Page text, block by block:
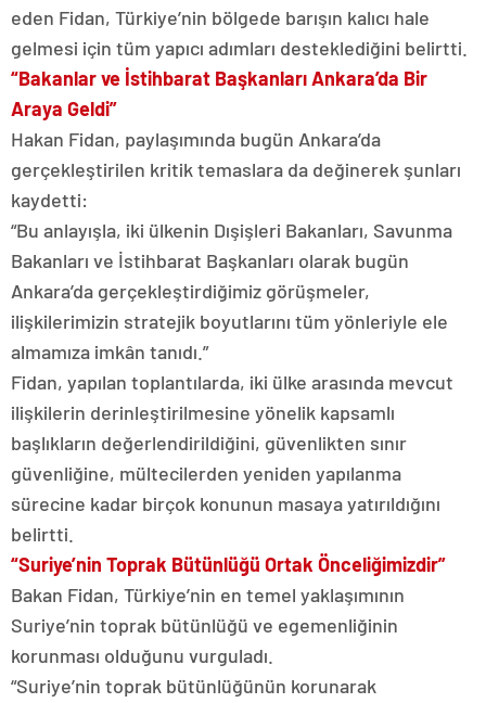
eden Fidan, Türkiye’nin bölgede barışın kalıcı hale
gelmesi için tüm yapıcı adımları desteklediğini belirtti.
“Bakanlar ve İstihbarat Başkanları Ankara’da Bir
Araya Geldi”
Hakan Fidan, paylaşımında bugün Ankara’da
gerçekleştirilen kritik temaslara da değinerek şunları
kaydetti:
“Bu anlayışla, iki ülkenin Dışişleri Bakanları, Savunma
Bakanları ve İstihbarat Başkanları olarak bugün
Ankara’da gerçekleştirdiğimiz görüşmeler,
ilişkilerimizin stratejik boyutlarını tüm yönleriyle ele
almamıza imkân tanıdı.”
Fidan, yapılan toplantılarda, iki ülke arasında mevcut
ilişkilerin derinleştirilmesine yönelik kapsamlı
başlıkların değerlendirildiğini, güvenlikten sınır
güvenliğine, mültecilerden yeniden yapılanma
sürecine kadar birçok konunun masaya yatırıldığını
belirtti.
“Suriye’nin Toprak Bütünlüğü Ortak Önceliğimizdir”
Bakan Fidan, Türkiye’nin en temel yaklaşımının
Suriye’nin toprak bütünlüğü ve egemenliğinin
korunması olduğunu vurguladı.
“Suriye’nin toprak bütünlüğünün korunarak